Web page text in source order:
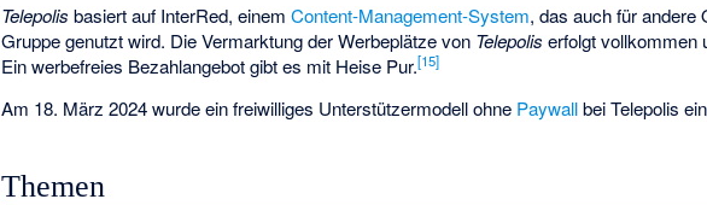
Telepolis basiert auf InterRed, einemContent-Management-System, das auch für andere
Gruppe genutzt wird. Die Vermarktung der Werbeplätze von Telepolis erfolgt vollkommen
Ein werbefreies Bezahlangebot gibt es mit Heise Pur.[15]
Am 18. März 2024 wurde ein freiwilliges Unterstützermodell ohne Paywallbei Telepolis
Themen